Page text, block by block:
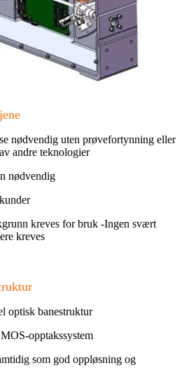
nødvendig uten prøvefortynning eller
andre teknologier
nødvendig
kreves for bruk -Ingen svært
kreves
optisk banestruktur
opptakssystem
som god oppløsning og